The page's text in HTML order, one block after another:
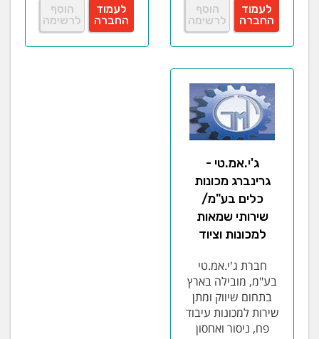
לעמוד
החברה
הוסף
לרשימה
לעמוד
החברה
הוסף
לרשימה
ג'י.אמ.טי -
גרינברג מכונות
כלים בע"מ/
שירותי שמאות
למכונות וציוד
חברת ג'י.אמ.טי
בע"מ, מובילה בארץ
בתחום שיווק ומתן
שירות למכונות עיבוד
פח, ניסור ואחסון